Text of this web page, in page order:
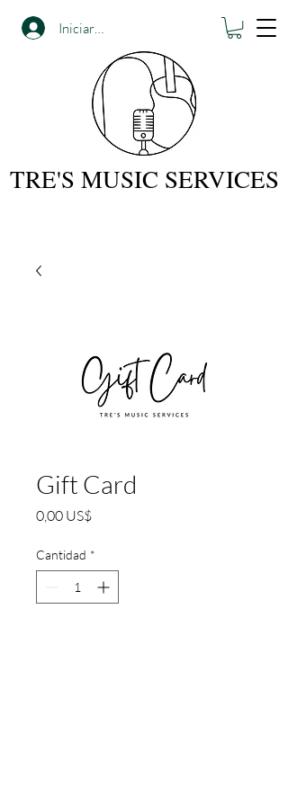
Iniciar sesión
TRE'S MUSIC SERVICES
Gift Card
0,00 US$Precio
Cantidad *